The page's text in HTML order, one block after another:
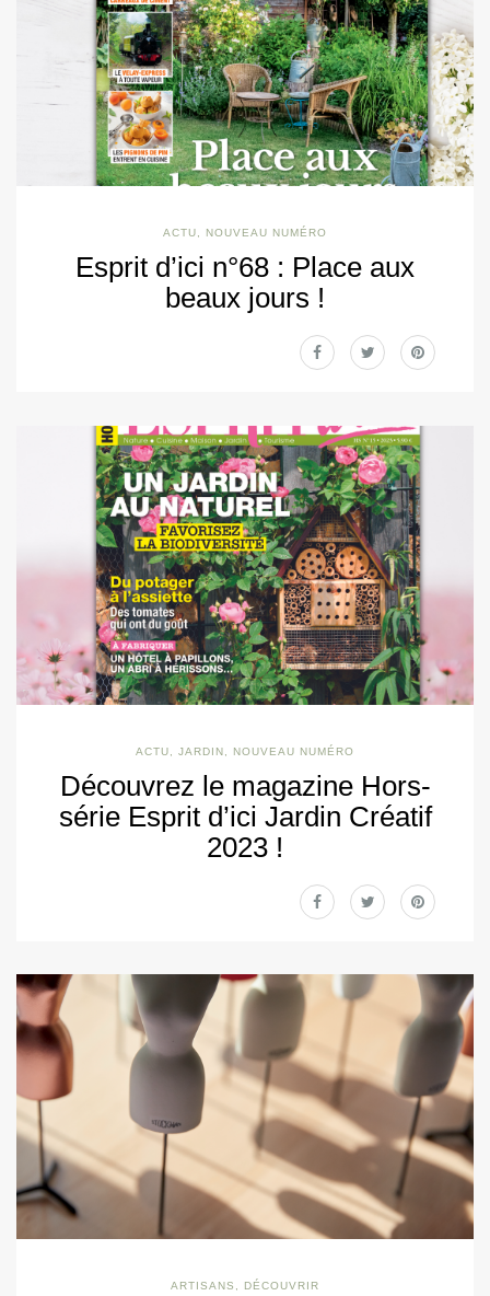
ACTU, NOUVEAU NUMÉRO
Esprit d’ici n°68 : Place aux
beaux jours !
ACTU, JARDIN , NOUVEAU NUMÉRO
Découvrez le magazine Hors-
série Esprit d’ici Jardin Créatif
2023 !
ARTISANS DÉCOUVRIR